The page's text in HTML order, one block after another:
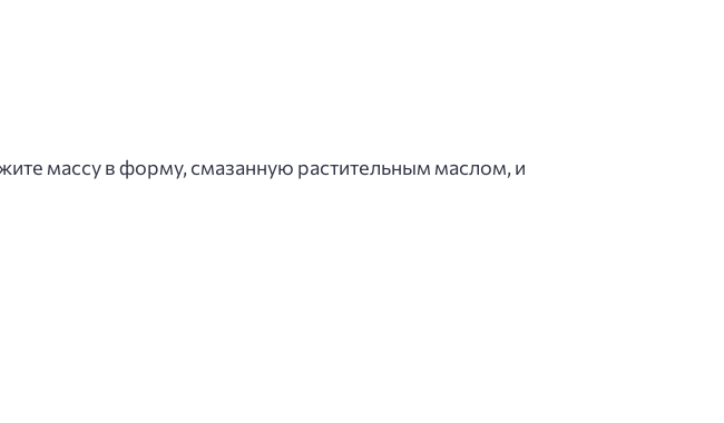
массу в форму, смазанную растительным маслом, и